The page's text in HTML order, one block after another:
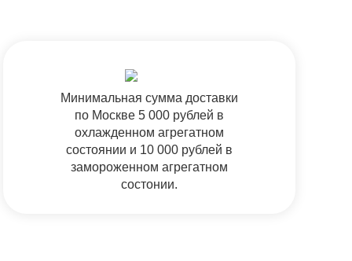
Минимальная сумма доставки
по Москве 5 000 рублей в
охлажденном агрегатном
состоянии и 10 000 рублей в
замороженном агрегатном
состонии.